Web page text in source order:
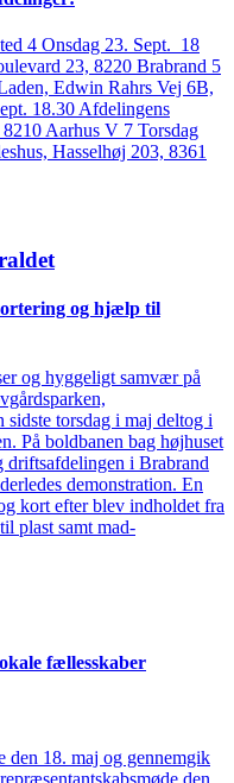
4 Onsdag 23. Sept. 18
23, 8220 Brabrand 5
Edwin Rahrs Vej 6B,
18.30 Afdelingens
Aarhus V 7 Torsdag
Hasselhøj 203, 8361
og hjælp til
og hyggeligt samvær på
torsdag i maj deltog i
På boldbanen bag højhuset
driftsafdelingen i Brabrand
demonstration. En
kort efter blev indholdet fra
plast samt mad-
fælles­skaber
den 18. maj og gennemgik
den